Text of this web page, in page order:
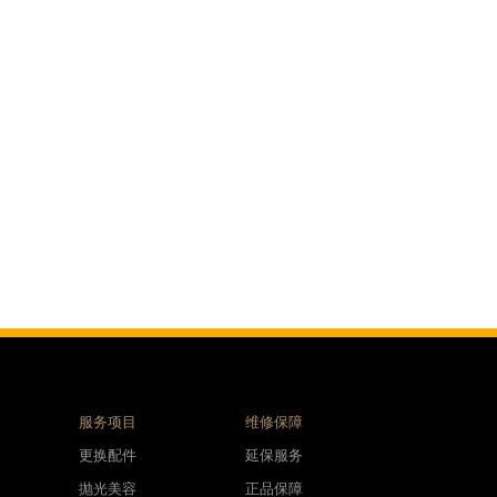
服务项目
更换配件
抛光美容
维修保障
延保服务
正品保障